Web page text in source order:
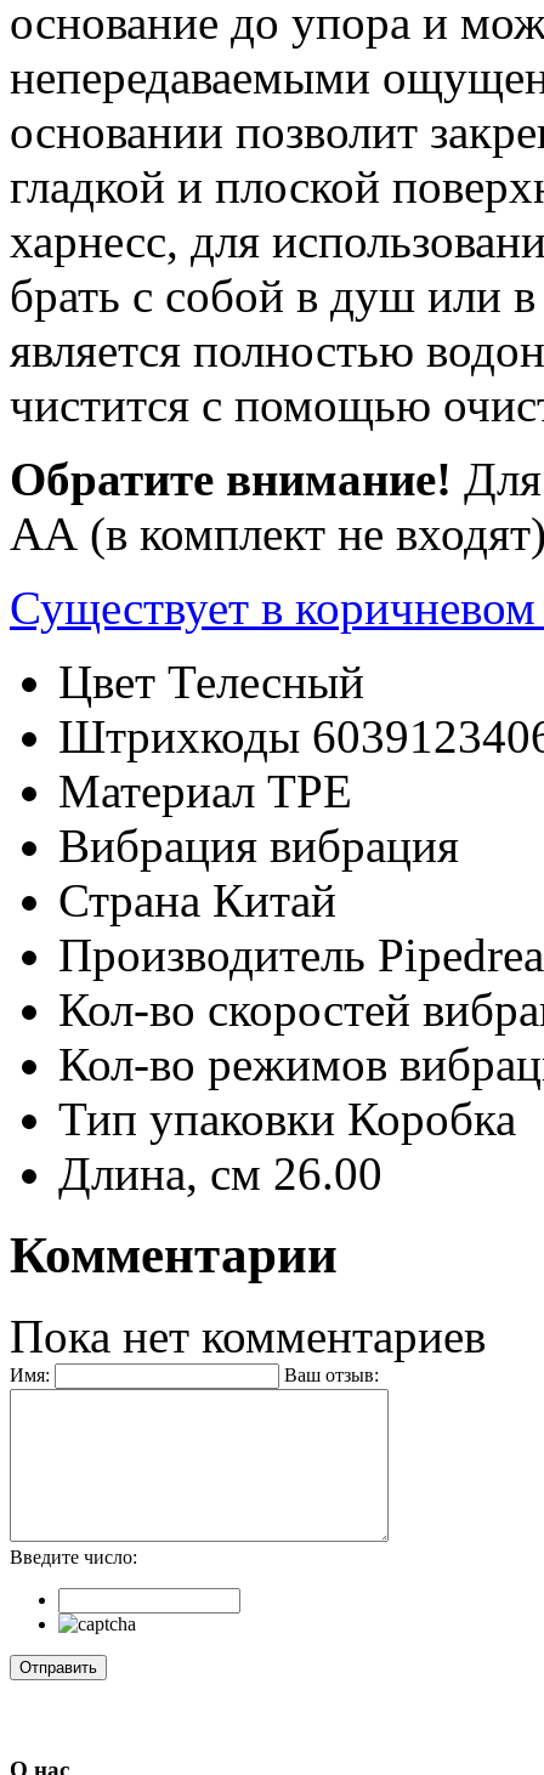
основание до упора и
непередаваемыми
основании позволит
гладкой и плоской
харнесс, для
брать с собой в душ или
является полностью
чистится с помощью
Обратите внимание!
АА (в комплект не
Существует в коричневом
Цвет Телесный
Штрихкоды
Материал TPE
Вибрация вибрация
Страна Китай
Производитель
Кол-во скоростей
Кол-во режимов
Тип упаковки Коробка
Длина, см 26.00
Комментарии
Пока нет комментариев
Имя: Ваш отзыв:
Введите число: